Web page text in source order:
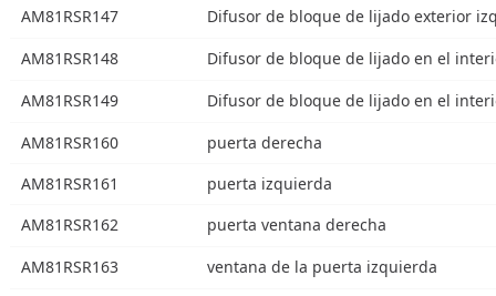
AM81RSR147
Difusor de bloque de lijado exterior
AM81RSR148
Difusor de bloque de lijado en el
AM81RSR149
Difusor de bloque de lijado en el
AM81RSR160
puerta derecha
AM81RSR161
puerta izquierda
AM81RSR162
puerta ventana derecha
AM81RSR163
ventana de la puerta izquierda